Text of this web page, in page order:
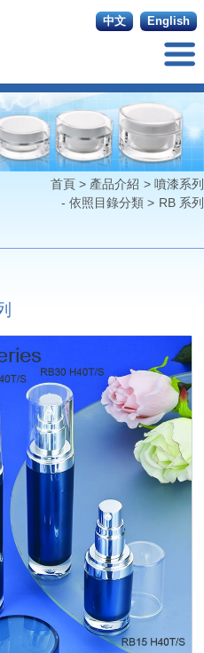
English
中文
首頁> 產品介紹 > 噴漆系列
- 依照目錄分類 > RB 系列